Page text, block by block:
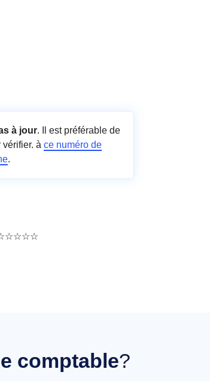
à jour. Il est préférable de
à ce numéro de
.
comptable?